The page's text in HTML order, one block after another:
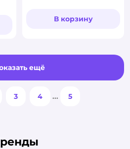
В корзину
ещё
3 4 ... 5